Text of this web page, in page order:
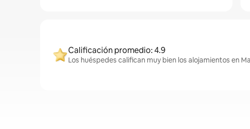
Calificación promedio: 4.9
Los huéspedes califican muy bien los alojamientos en